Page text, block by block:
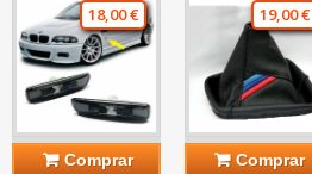
18,00 €
Comprar
19,00 €
Comprar